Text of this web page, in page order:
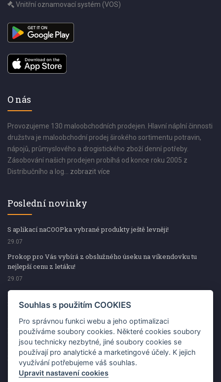
Vnitřní oznamovací systém (VOS)
O nás
Provozujeme 130 maloobchodních prodejen. Hlavní náplní činnosti
družstva je maloobchodní prodej širokého sortimentu potravin,
nápojů, průmyslového a drogistického zboží denní potřeby.
Zásobování našich prodejen probíhá od konce roku 2005 z
Distribučního a log... zobrazit více
Poslední novinky
S aplikací naCOOPka vybrané produkty ještě levněji!
29.07
Prokop pro Vás vybírá z obslužného úseku na víkendovku tu
nejlepší cenu z letáku!
29.07
Prokop pro Vás vybírá z obslužného úseku na víkendovku tu
nejlepší cenu z letáku!
Kup špekáčky od Váhaly a vyhraj s naCOOPkou sekerku Fiskars
29.07
Prokop pro Vás vybírá na víkendovku ty nejlepší ceny z letáku!
29.07
Souhlas s použitím COOKIES
Pro správnou funkci webu a jeho optimalizaci
používáme soubory cookies. Některé cookies soubory
jsou technicky nezbytné, jiné soubory cookies se
používají pro analytické a marketingové účely. K jejich
využívání potřebujeme váš souhlas.
Upravit nastavení cookies